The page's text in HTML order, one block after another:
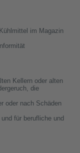
im Magazin
Kellern oder alten
die
oder nach Schäden
für berufliche und